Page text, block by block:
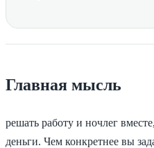
Главная мысль
решать работу и ночлег
деньги. Чем конкретнее вы